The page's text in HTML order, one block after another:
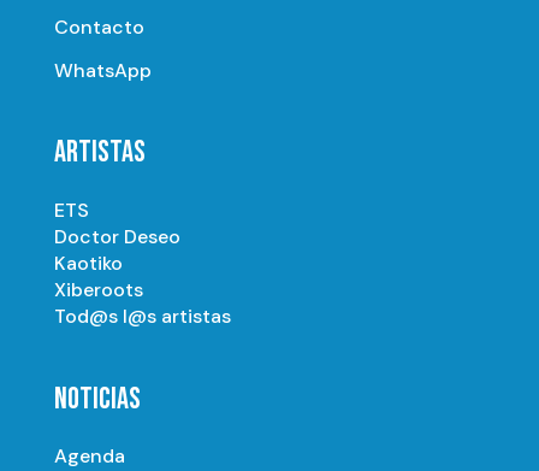
Contacto
WhatsApp
ARTISTAS
ETS
Doctor Deseo
Kaotiko
Xiberoots
Tod@s l@s artistas
NOTICIAS
Agenda